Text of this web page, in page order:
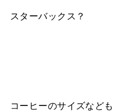
スターバックス？
コーヒーのサイズなども